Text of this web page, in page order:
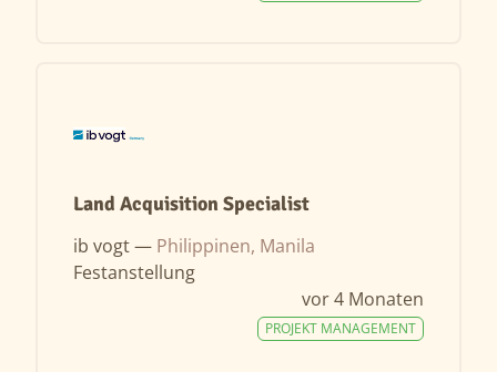
Land Acquisition Specialist
ib vogt — Philippinen, Manila
Festanstellung
vor 4 Monaten
PROJEKT MANAGEMENT